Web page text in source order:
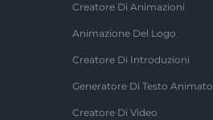
Creatore Di Animazioni
Animazione Del Logo
Creatore Di Introduzioni
Generatore Di Testo Animato
Creatore Di Video